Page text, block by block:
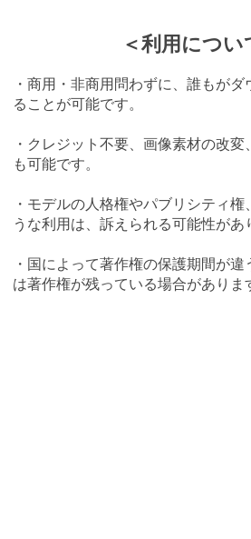
＜利用につい
・商用・非商用問わずに、誰もが
ることが可能です。
・クレジット不要、画像素材の改
も可能です。
・モデルの人格権やパブリシティ
うな利用は、訴えられる可能性があ
・国によって著作権の保護期間が
は著作権が残っている場合がありま